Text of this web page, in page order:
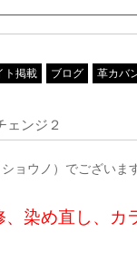
ト掲載 ブログ 革カバ
ンジ２
ョウノ）でございま
染め直し、カ